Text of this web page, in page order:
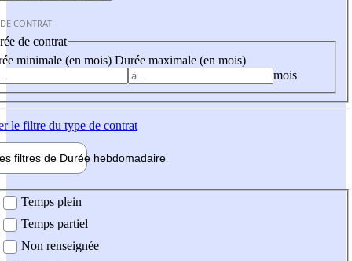
CONTRAT
de contrat
minimale (en mois) Durée maximale (en mois)
mois
le filtre du type de contrat
filtres de Durée hebdomadaire
Temps plein
Temps partiel
Non renseignée